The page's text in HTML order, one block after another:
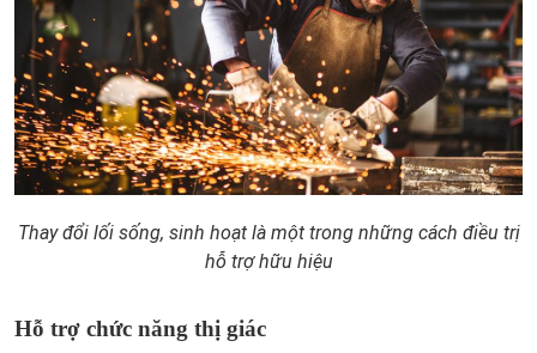
Thay đổi lối sống, sinh hoạt là một trong những cách điều trị
hỗ trợ hữu hiệu
Hỗ trợ chức năng thị giác